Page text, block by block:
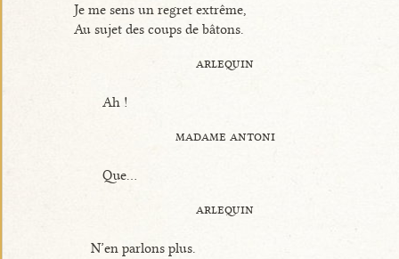
Je me sens un regret extrême,
Au sujet des coups de bâtons.
arlequin
Ah !
madame antoni
Que...
arlequin
N’en parlons plus.